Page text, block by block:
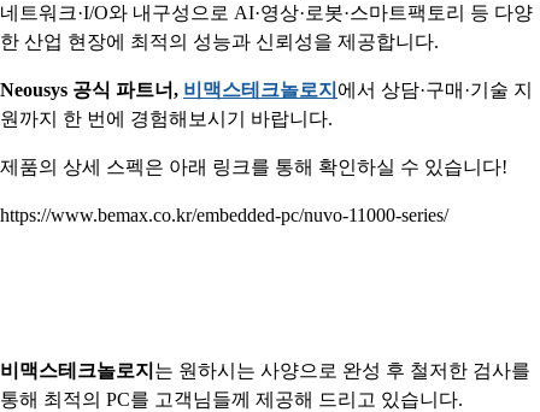
네트워크·I/O와 내구성으로 AI·영상·로봇·스마트팩토리 등 다양
한 산업 현장에 최적의 성능과 신뢰성을 제공합니다.
Neousys 공식 파트너, 비맥스테크놀로지 에서 상담·구매·기술 지
원까지 한 번에 경험해보시기 바랍니다.
제품의 상세 스펙은 아래 링크를 통해 확인하실 수 있습니다!
https://www.bemax.co.kr/embedded-pc/nuvo-11000-series/
비맥스테크놀로지 는 원하시는 사양으로 완성 후 철저한 검사를
통해 최적의 PC를 고객님들께 제공해 드리고 있습니다.